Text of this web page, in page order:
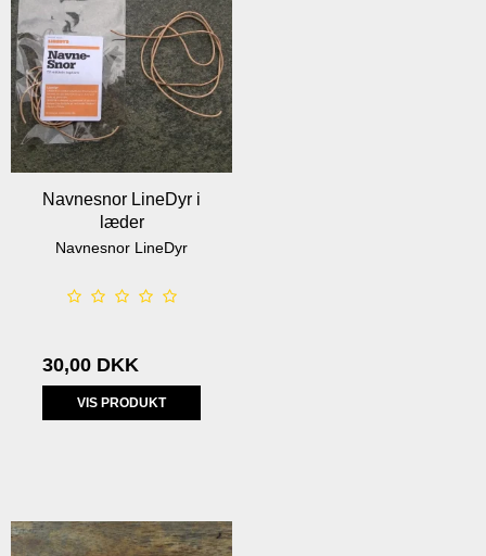
Navnesnor LineDyr i
læder
Navnesnor LineDyr
30,00 DKK
VIS PRODUKT